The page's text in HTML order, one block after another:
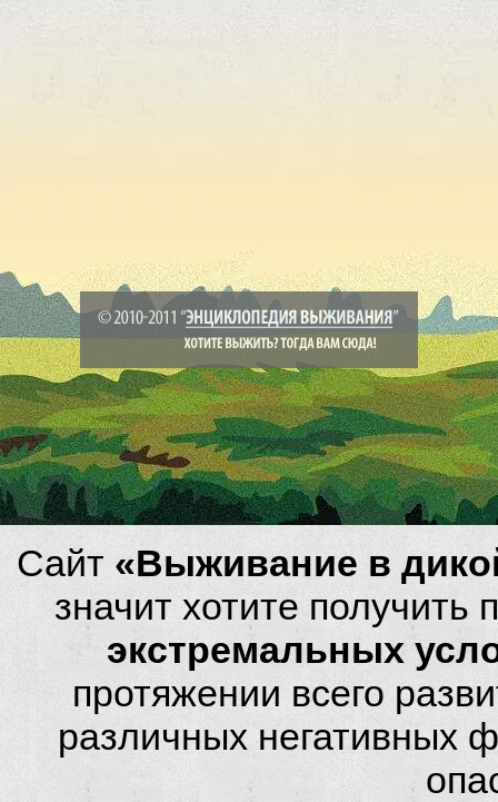
Сайт «Выживание в
значит хотите
экстремальных
протяжении всего
различных негативных